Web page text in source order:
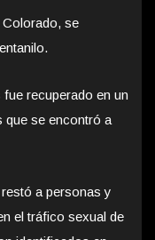
Colorado, se
recuperado en un
que se encontró a
a personas y
el tráfico sexual de